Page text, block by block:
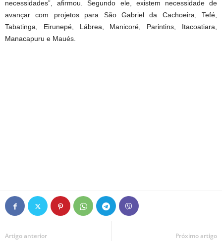
necessidades”, afirmou. Segundo ele, existem necessidade de
avançar com projetos para São Gabriel da Cachoeira, Tefé,
Tabatinga, Eirunepé, Lábrea, Manicoré, Parintins, Itacoatiara,
Manacapuru e Maués.
Artigo anterior Próximo artigo